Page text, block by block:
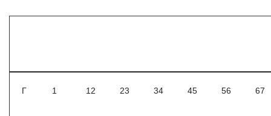
Г 1 12 23 34 45 56 67